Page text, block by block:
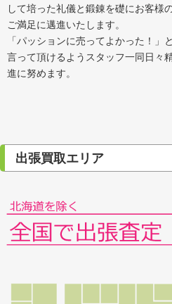
して培った礼儀と鍛錬を礎にお客様
ご満足に邁進いたします。
「パッションに売ってよかった！」と
言って頂けるようスタッフ一同日々
進に努めます。
出張買取エリア